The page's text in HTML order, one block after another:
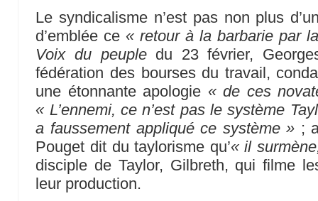
Le syndicalisme n’est pas non plus
d’emblée ce « retour à la barbarie par
Voix du peupledu 23 février,
fédération des bourses du travail,
une étonnante apologie « de ces
« L’ennemi, ce n’est pas le système
a faussement appliqué ce système » ;
Pouget dit du taylorisme qu’« il
disciple de Taylor, Gilbreth, qui filme
leur production.